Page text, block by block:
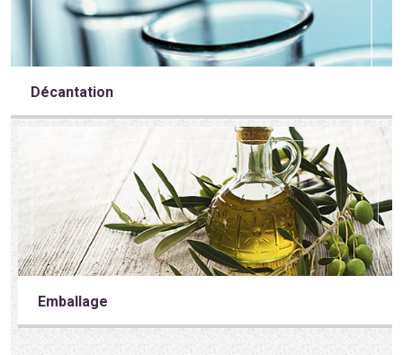
Décantation
Emballage